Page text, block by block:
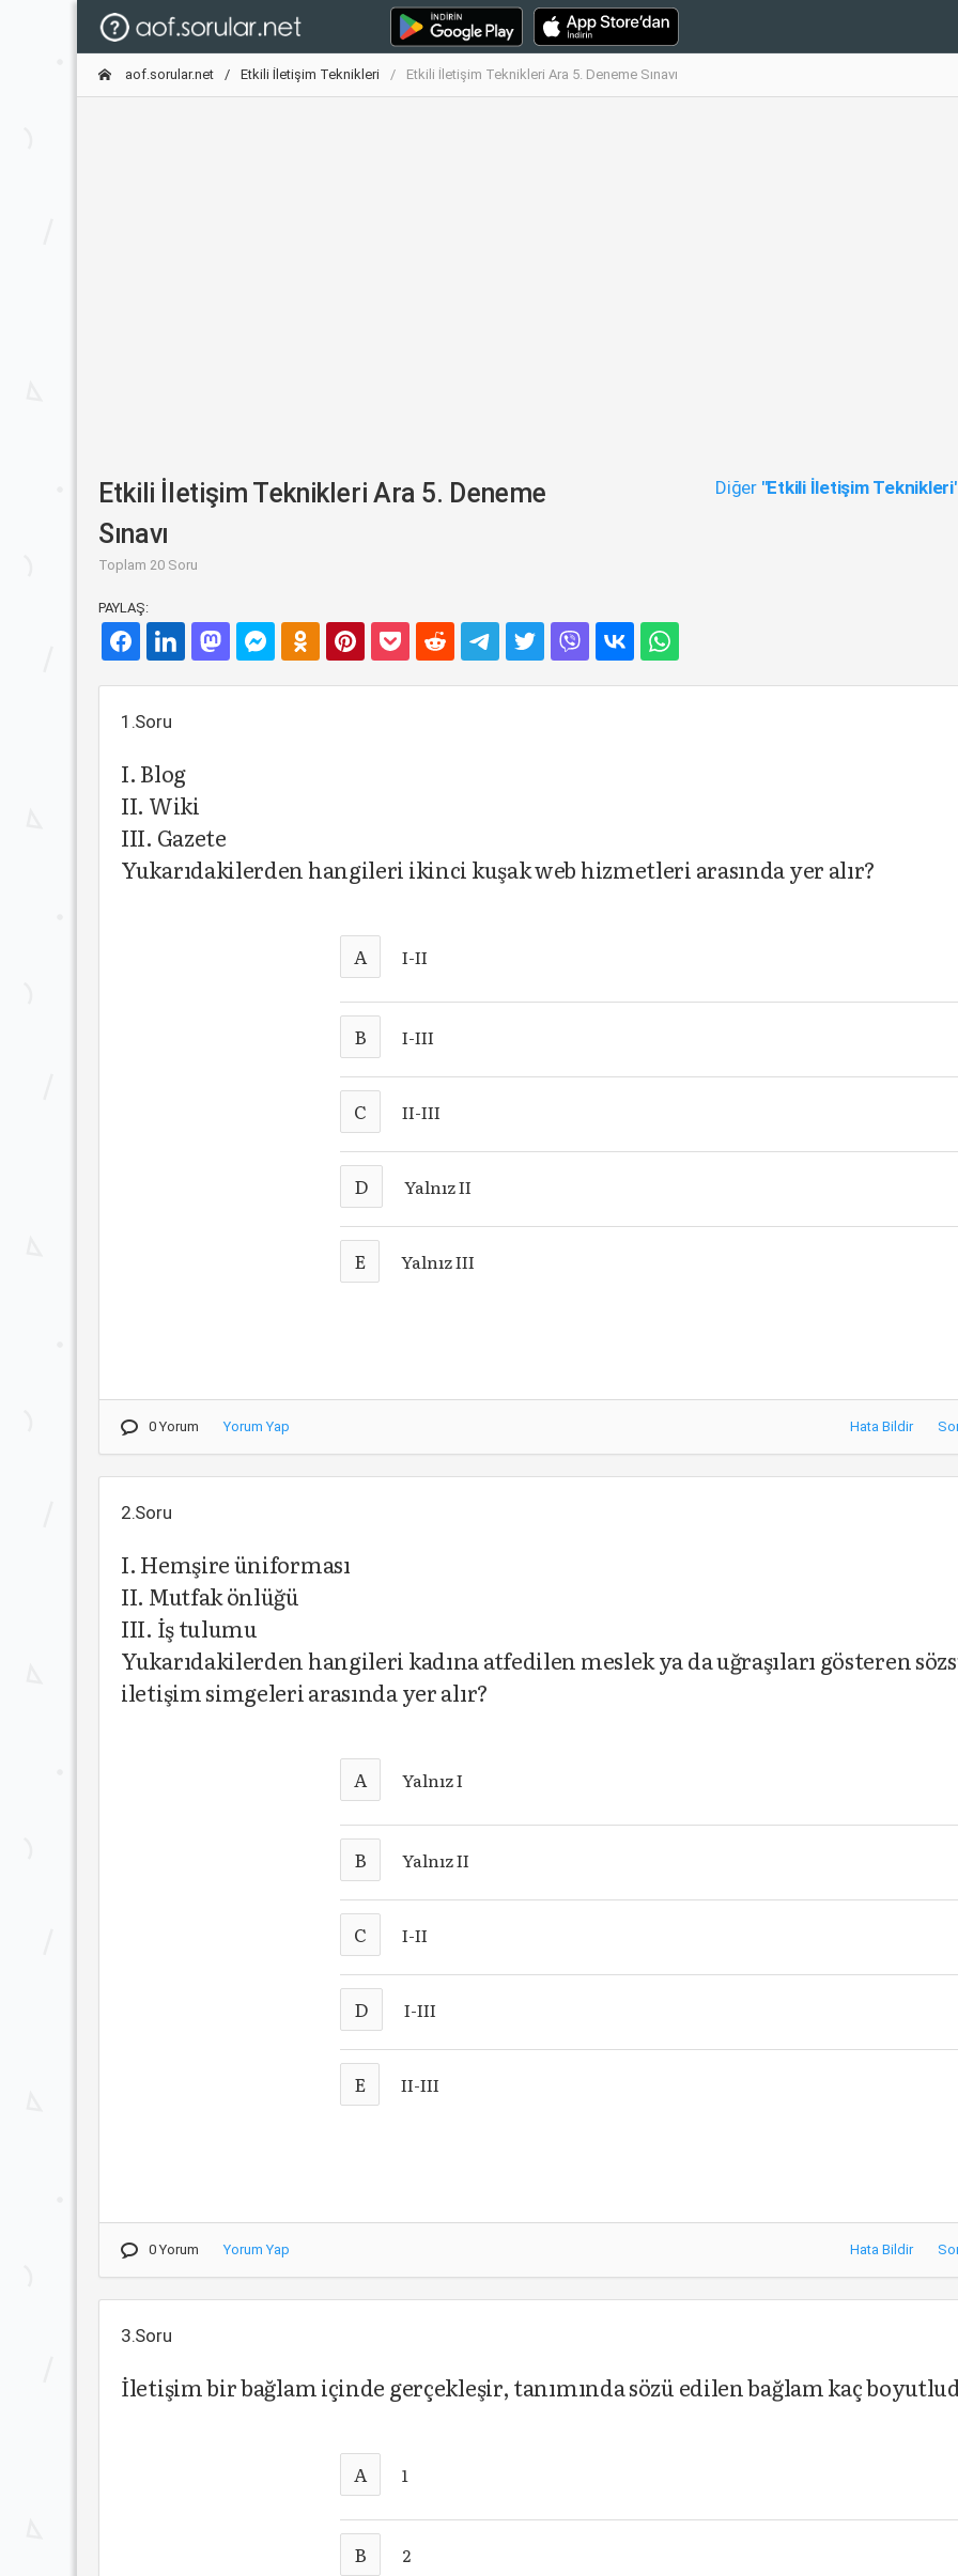
aof.sorular.net Etkili İletişim Teknikleri Etkili İletişim Teknikleri Ara 5. Deneme Sınavı
Etkili İletişim Teknikleri Ara 5. Deneme
Sınavı
Toplam 20 Soru
Diğer "Etkili İletişim
PAYLAŞ:
1.Soru
I. Blog
II. Wiki
III. Gazete
Yukarıdakilerden hangileri ikinci kuşak web hizmetleri arasında yer alır?
A I-II
B I-III
C II-III
D Yalnız II
E Yalnız III
0 Yorum Yorum Yap Hata Bildir
2.Soru
I. Hemşire üniforması
II. Mutfak önlüğü
III. İş tulumu
Yukarıdakilerden hangileri kadına atfedilen meslek ya da uğraşıları gösteren
iletişim simgeleri arasında yer alır?
A Yalnız I
B Yalnız II
C I-II
D I-III
E II-III
0 Yorum Yorum Yap Hata Bildir
3.Soru
İletişim bir bağlam içinde gerçekleşir, tanımında sözü edilen bağlam kaç
A 1
B 2